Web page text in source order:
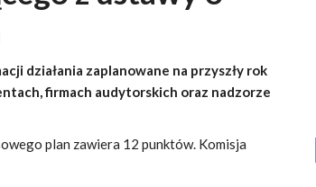
działania zaplanowane na przyszły rok
firmach audytorskich oraz nadzorze
plan zawiera 12 punktów. Komisja